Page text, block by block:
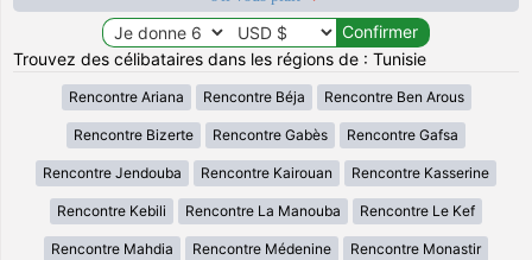
Trouvez des célibataires dans les régions de : Tunisie
Rencontre Ariana Rencontre Béja Rencontre Ben Arous
Rencontre Bizerte Rencontre Gabès Rencontre Gafsa
Rencontre Jendouba Rencontre Kairouan Rencontre Kasserine
Rencontre Kebili Rencontre La Manouba Rencontre Le Kef
Rencontre Mahdia Rencontre Médenine Rencontre Monastir